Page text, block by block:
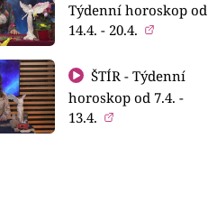
Týdenní horoskop od
14.4. - 20.4.
ŠTÍR - Týdenní
horoskop od 7.4. -
13.4.